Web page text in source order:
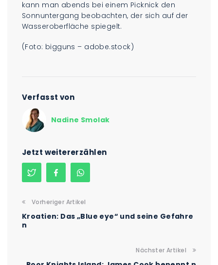
kann man abends bei einem Picknick den
Sonnuntergang beobachten, der sich auf der
Wasseroberfläche spiegelt.
(Foto: bigguns – adobe.stock)
Verfasst von
Nadine Smolak
Jetzt weitererzählen
Vorheriger Artikel
Kroatien: Das „Blue eye“ und seine Gefahre
n
Nächster Artikel